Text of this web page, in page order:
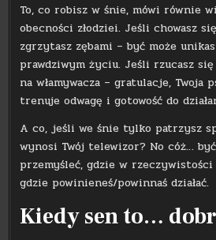
To, co robisz w śnie, mówi równie
obecności złodziei. Jeśli chowasz
zgrzytasz zębami – być może
prawdziwym życiu. Jeśli rzucasz
na włamywacza – gratulacje, Twoja
trenuje odwagę i gotowość do
A co, jeśli we śnie tylko patrzysz
wynosi Twój telewizor? No cóż…
przemyśleć, gdzie w
gdzie powinieneś/powinnaś działać.
Kiedy sen to…